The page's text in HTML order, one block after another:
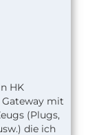
HK
Gateway mit
(Plugs,
die ich